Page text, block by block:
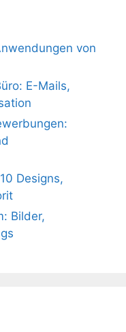
von
E-Mails,
Designs,
Bilder,